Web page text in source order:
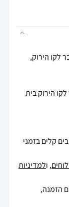
לקו הירוק,
הירוק בית
קלים בזמני
, ולמדיניות